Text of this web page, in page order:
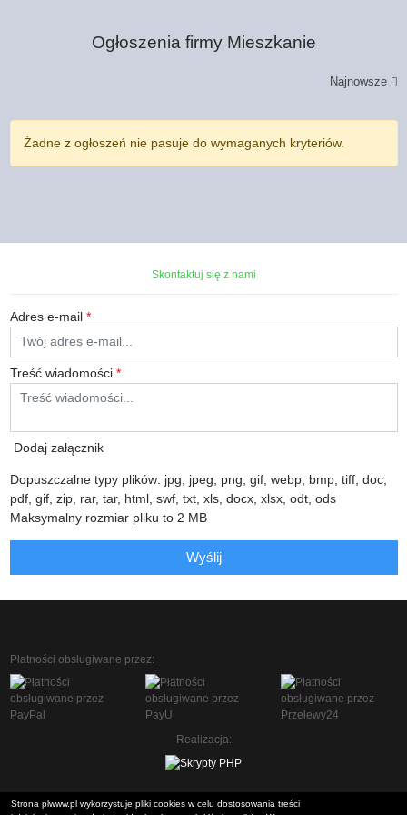
Ogłoszenia firmy Mieszkanie
Najnowsze
Żadne z ogłoszeń nie pasuje do wymaganych kryteriów.
Skontaktuj się z nami
Adres e-mail *
Treść wiadomości *
Dodaj załącznik
Dopuszczalne typy plików: jpg, jpeg, png, gif, webp, bmp, tiff, doc,
pdf, gif, zip, rar, tar, html, swf, txt, xls, docx, xlsx, odt, ods
Maksymalny rozmiar pliku to 2 MB
Wyślij
Płatności obsługiwane przez:
Realizacja:
Strona plwww.pl wykorzystuje pliki cookies w celu dostosowania treści